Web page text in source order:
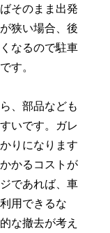
そのまま出発
狭い場合、後
なるので駐車
す。
、部品なども
いです。ガレ
りになります
かるコストが
であれば、車
用できるな
な撤去が考え